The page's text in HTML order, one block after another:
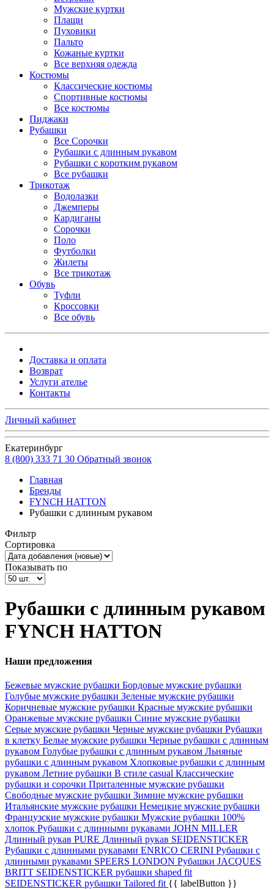
Мужские куртки
Плащи
Пуховики
Пальто
Кожаные куртки
Все верхняя одежда
Костюмы
Классические костюмы
Спортивные костюмы
Все костюмы
Пиджаки
Рубашки
Все Сорочки
Рубашки с длинным рукавом
Рубашки с коротким рукавом
Все рубашки
Трикотаж
Водолазки
Джемперы
Кардиганы
Сорочки
Поло
Футболки
Жилеты
Все трикотаж
Обувь
Туфли
Кроссовки
Все обувь
Доставка и оплата
Возврат
Услуги ателье
Контакты
Личный кабинет
Екатеринбург
8 (800) 333 71 30 Обратный звонок
Главная
Бренды
FYNCH HATTON
Рубашки с длинным рукавом
Фильтр
Сортировка
Показывать по
Рубашки с длинным рукавом
FYNCH HATTON
Наши предложения
Бежевые мужские рубашки Бордовые мужские рубашки
Голубые мужские рубашки Зеленые мужские рубашки
Коричневые мужские рубашки Красные мужские рубашки
Оранжевые мужские рубашки Синие мужские рубашки
Серые мужские рубашки Черные мужские рубашки Рубашки
в клетку Белые мужские рубашки Черные рубашки с длинным
рукавом Голубые рубашки с длинным рукавом Льняные
рубашки с длинным рукавом Хлопковые рубашки с длинным
рукавом Летние рубашки В стиле casual Классические
рубашки и сорочки Приталенные мужские рубашки
Свободные мужские рубашки Зимние мужские рубашки
Итальянские мужские рубашки Немецкие мужские рубашки
Французские мужские рубашки Мужские рубашки 100%
хлопок Рубашки с длинными рукавами JOHN MILLER
Длинный рукав PURE Длинный рукав SEIDENSTICKER
Рубашки с длинными рукавами ENRICO CERINI Рубашки с
длинными рукавами SPEERS LONDON Рубашки JAСQUES
BRITT SEIDENSTICKER рубашки shaped fit
SEIDENSTICKER рубашки Tailored fit {{ labelButton }}